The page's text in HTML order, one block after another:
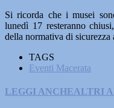
Si ricorda che i musei
lunedì 17 resteranno
della normativa di sicurezza
TAGS
Eventi Macerata
LEGGI ANCHEALTRI